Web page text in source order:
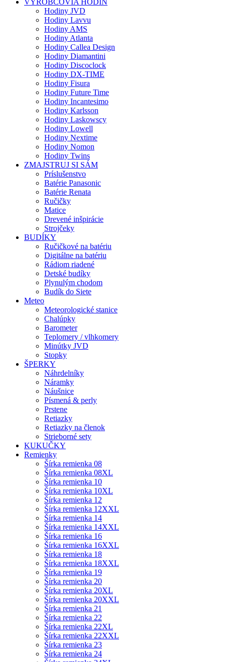
VÝROBCOVIA HODÍN
Hodiny JVD
Hodiny Lavvu
Hodiny AMS
Hodiny Atlanta
Hodiny Callea Design
Hodiny Diamantini
Hodiny Discoclock
Hodiny DX-TIME
Hodiny Fisura
Hodiny Future Time
Hodiny Incantesimo
Hodiny Karlsson
Hodiny Laskowscy
Hodiny Lowell
Hodiny Nextime
Hodiny Nomon
Hodiny Twins
ZMAJSTRUJ SI SÁM
Príslušenstvo
Batérie Panasonic
Batérie Renata
Ručičky
Matice
Drevené inšpirácie
Strojčeky
BUDÍKY
Ručičkové na batériu
Digitálne na batériu
Rádiom riadené
Detské budíky
Plynulým chodom
Budík do Siete
Meteo
Meteorologické stanice
Chalúpky
Barometer
Teplomery / vlhkomery
Minútky JVD
Stopky
ŠPERKY
Náhrdelníky
Náramky
Náušnice
Písmená & perly
Prstene
Retiazky
Retiazky na členok
Strieborné sety
KUKUČKY
Remienky
Šírka remienka 08
Šírka remienka 08XL
Šírka remienka 10
Šírka remienka 10XL
Šírka remienka 12
Šírka remienka 12XXL
Šírka remienka 14
Šírka remienka 14XXL
Šírka remienka 16
Šírka remienka 16XXL
Šírka remienka 18
Šírka remienka 18XXL
Šírka remienka 19
Šírka remienka 20
Šírka remienka 20XL
Šírka remienka 20XXL
Šírka remienka 21
Šírka remienka 22
Šírka remienka 22XL
Šírka remienka 22XXL
Šírka remienka 23
Šírka remienka 24